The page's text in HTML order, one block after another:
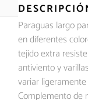
Paraguas largo
en diferentes
tejido extra
antiviento y
variar
Complemento de